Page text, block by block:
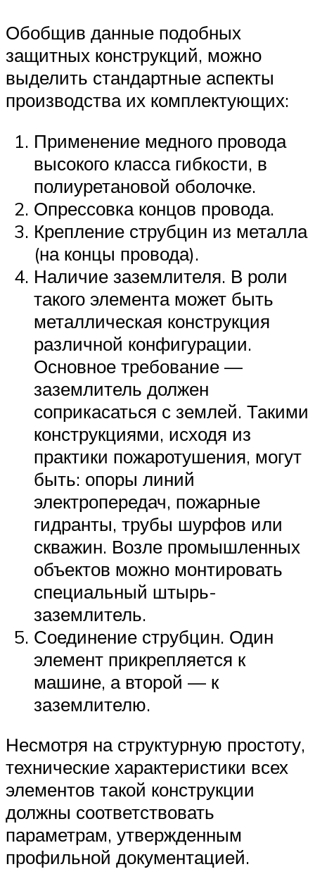
Обобщив данные подобных
защитных конструкций, можно
выделить стандартные аспекты
производства их комплектующих:
Применение медного провода
высокого класса гибкости, в
полиуретановой оболочке.
Опрессовка концов провода.
Крепление струбцин из металла
(на концы провода).
Наличие заземлителя. В роли
такого элемента может быть
металлическая конструкция
различной конфигурации.
Основное требование —
заземлитель должен
соприкасаться с землей. Такими
конструкциями, исходя из
практики пожаротушения, могут
быть: опоры линий
электропередач, пожарные
гидранты, трубы шурфов или
скважин. Возле промышленных
объектов можно монтировать
специальный штырь-
заземлитель.
Соединение струбцин. Один
элемент прикрепляется к
машине, а второй — к
заземлителю.
Несмотря на структурную простоту,
технические характеристики всех
элементов такой конструкции
должны соответствовать
параметрам, утвержденным
профильной документацией.